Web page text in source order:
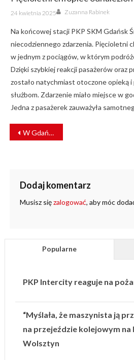
Posted
on
24 kwietnia 2025 Author
Zuzanna Rabinek
Na końcowej stacji PKP SKM Gdańsk
niecodziennego zdarzenia. Pięcioletni
w jednym z pociągów, w którym
Dzięki szybkiej reakcji pasażerów oraz
zostało natychmiast otoczone opieką
służbom. Zdarzenie miało miejsce w
Jedna z pasażerek zauważyła
NAWIGACJA
WPISU
W Gdańsku powstanie nowy wiadukt kolejowy [ZDJĘCIA]
Dodaj komentarz
Musisz sięzalogować, aby móc
Popularne
PKP Intercity reaguje na
“Myślała, że maszynista ją
na przejeździe kolejowym na
Wolsztyn